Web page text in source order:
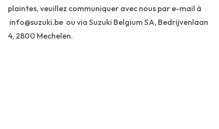
plaintes, veuillez communiquer avec nous par e-mail à
info@suzuki.be ou via Suzuki Belgium SA, Bedrijvenlaan
4, 2800 Mechelen.